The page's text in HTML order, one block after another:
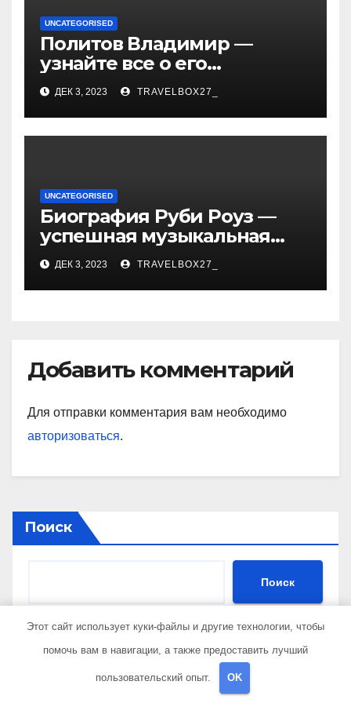
UNCATEGORISED
Политов Владимир —
узнайте все о его
биографии, возрасте и
впечатляющих
достижениях!
ДЕК 3, 2023 TRAVELBOX27_
UNCATEGORISED
Биография Руби Роуз —
успешная музыкальная
карьера, личная жизнь и
знаковые достижения
ДЕК 3, 2023 TRAVELBOX27_
Добавить комментарий
Для отправки комментария вам необходимо
авторизоваться.
Поиск
Поиск
Последние публикации
Этот сайт использует куки-файлы и другие технологии, чтобы
помочь вам в навигации, а также предоставить лучший
пользовательский опыт. OK